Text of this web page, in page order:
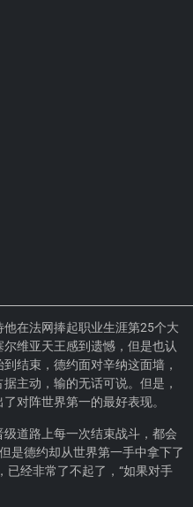
在法网捧起职业生涯第25个大
维亚天王感到遗憾，但是也认
结束，德约面对辛纳这面墙，
主动，输的无话可说。但是，
对阵世界第一的最好表现。
道路上每一次结束战斗，都会
是德约却从世界第一手中拿下了
已经非常了不起了，“如果对手